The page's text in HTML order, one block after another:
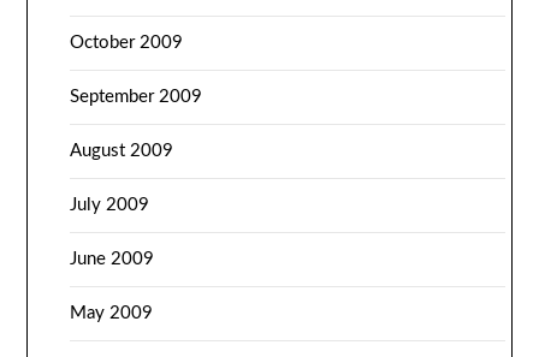
October 2009
September 2009
August 2009
July 2009
June 2009
May 2009